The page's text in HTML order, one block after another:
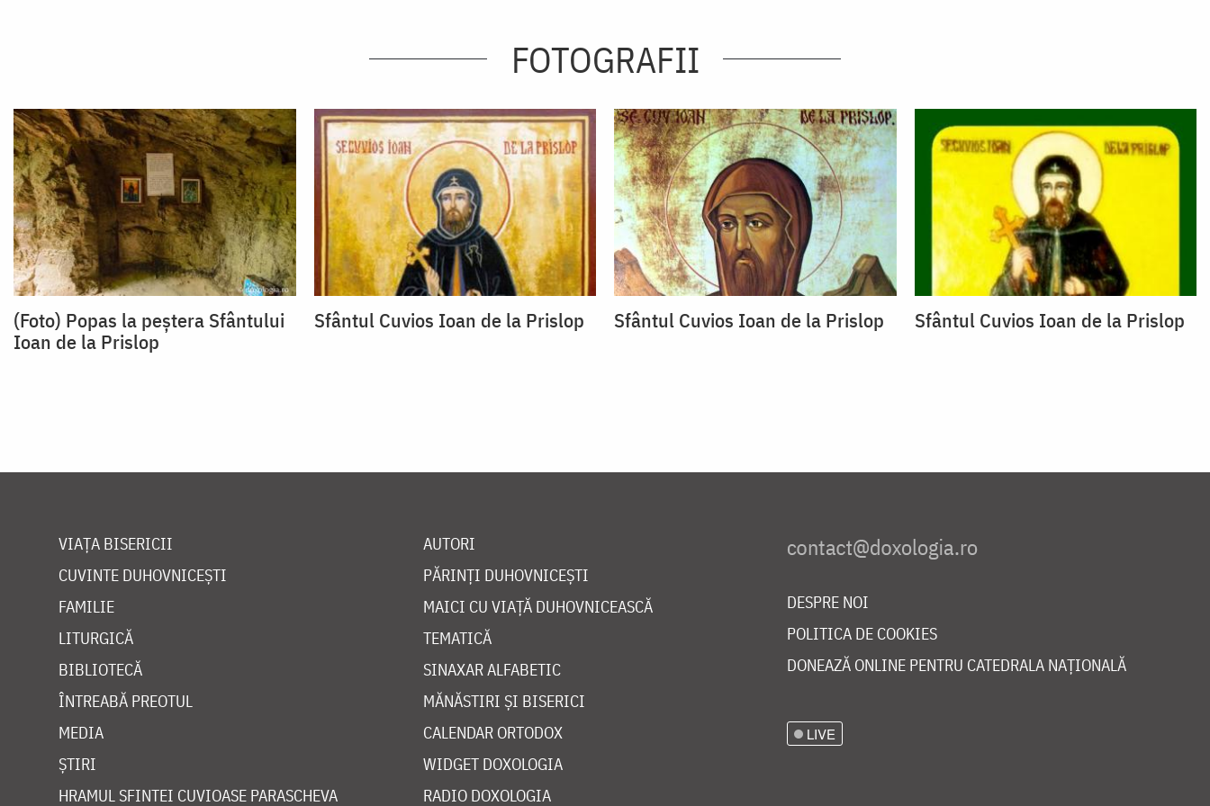
FOTOGRAFII
(Foto) Popas la peștera Sfântului
Ioan de la Prislop
Sfântul Cuvios Ioan de la Prislop Sfântul Cuvios Ioan de la Prislop Sfântul Cuvios Ioan de la Prislop
VIAȚA BISERICII
CUVINTE DUHOVNICEȘTI
FAMILIE
LITURGICĂ
BIBLIOTECĂ
ÎNTREABĂ PREOTUL
MEDIA
ȘTIRI
HRAMUL SFINTEI CUVIOASE PARASCHEVA
AUTORI
PĂRINȚI DUHOVNICEȘTI
MAICI CU VIAȚĂ DUHOVNICEASCĂ
TEMATICĂ
SINAXAR ALFABETIC
MĂNĂSTIRI ȘI BISERICI
CALENDAR ORTODOX
WIDGET DOXOLOGIA
RADIO DOXOLOGIA
DESPRE NOI
POLITICA DE COOKIES
DONEAZĂ ONLINE PENTRU CATEDRALA NAȚIONALĂ
LIVE